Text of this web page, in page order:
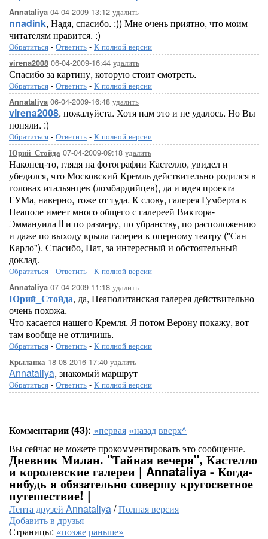
Annataliya 04-04-2009-13:12 удалить
nnadink, Надя, спасибо. :)) Мне очень приятно, что моим
читателям нравится. :)
Обратиться - Ответить - К полной версии
virena2008 06-04-2009-16:44 удалить
Спасибо за картину, которую стоит смотреть.
Обратиться - Ответить - К полной версии
Annataliya 06-04-2009-16:48 удалить
virena2008, пожалуйста. Хотя нам это и не удалось. Но Вы
поняли. :)
Обратиться - Ответить - К полной версии
Юрий_Стойда 07-04-2009-09:18 удалить
Наконец-то, глядя на фотографии Кастелло, увидел и
убедился, что Московский Кремль действительно родился в
головах итальянцев (ломбардийцев), да и идея проекта
ГУМа, наверно, тоже от туда. К слову, галерея Гумберта в
Неаполе имеет много общего с галереей Виктора-
Эммануила II и по размеру, по убранству, по расположению
и даже по выходу крыла галереи к оперному театру ("Сан
Карло"). Спасибо, Нат, за интересный и обстоятельный
доклад.
Обратиться - Ответить - К полной версии
Annataliya 07-04-2009-11:18 удалить
Юрий_Стойда, да, Неаполитанская галерея действительно
очень похожа.
Что касается нашего Кремля. Я потом Верону покажу, вот
там вообще не отличишь.
Обратиться - Ответить - К полной версии
Крыланка 18-08-2016-17:40 удалить
Annataliya, знакомый маршрут
Обратиться - Ответить - К полной версии
Комментарии (43): «первая «назадвверх^
Вы сейчас не можете прокомментировать это сообщение.
Дневник Милан. "Тайная вечеря", Кастелло
и королевские галереи | Annataliya - Когда-
нибудь я обязательно совершу кругосветное
путешествие! |
Лента друзей Annataliya/Полная версия
Добавить в друзья
Страницы: «позжераньше»